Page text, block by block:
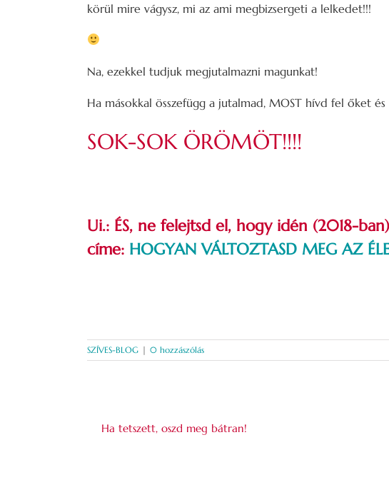
körül mire vágysz, mi az ami megbizsergeti a lelkedet!!!
Na, ezekkel tudjuk megjutalmazni magunkat!
Ha másokkal összefügg a jutalmad, MOST hívd fel őket
SOK-SOK ÖRÖMÖT!!!!
Ui.: ÉS, ne felejtsd el, hogy idén (2018-
címe: HOGYAN VÁLTOZTASD MEG AZ
SZÍVES-BLOG | 0 hozzászólás
Ha tetszett, oszd meg bátran!